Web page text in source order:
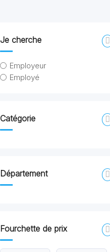
Je cherche
Employeur
Employé
Catégorie
Département
Fourchette de prix